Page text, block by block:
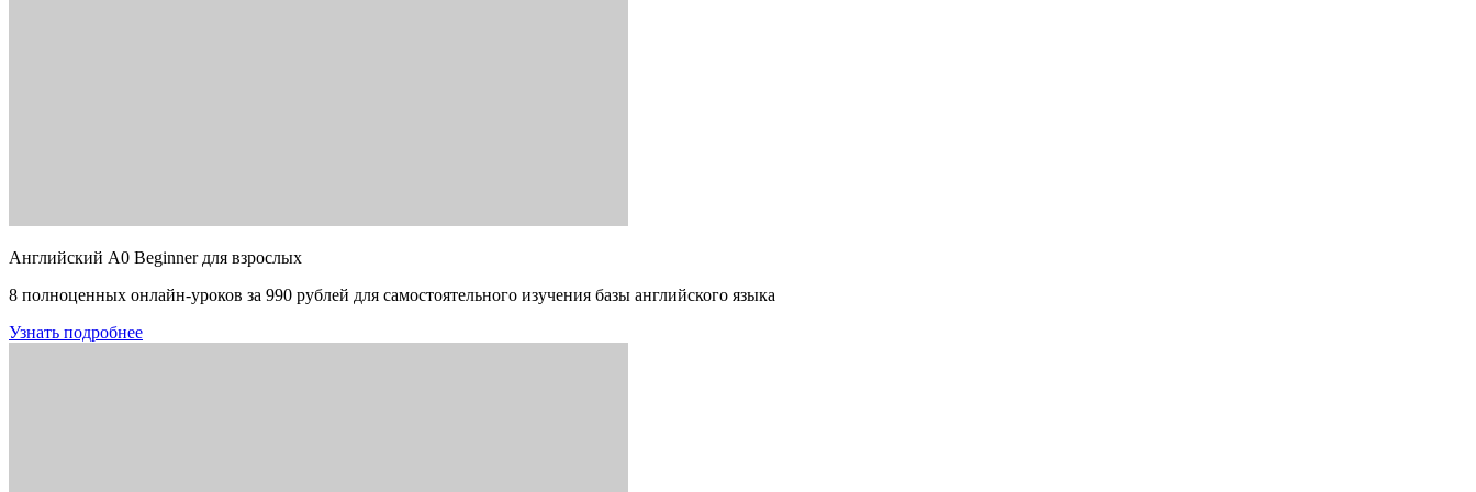
Английский A0 Beginner для взрослых
8 полноценных онлайн-уроков за 990 рублей для самостоятельного изучения базы английского языка
Узнать подробнее